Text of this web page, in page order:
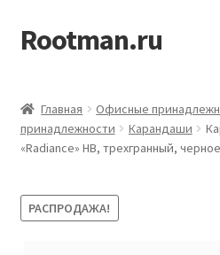
Перейти
к
Перейти
к
Rootman.ru
Офисные принадлежности
Товары для учёбы
Главная Офисные
принадлежности
Карандаши
«Radiance» HB, трехгранный,
РАСПРОДАЖА!